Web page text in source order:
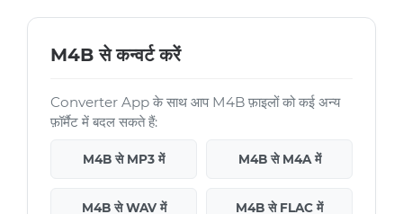
M4B से कन्वर्ट करें
Converter App के साथ आप M4B फ़ाइलों को कई अन्य
फ़ॉर्मैट में बदल सकते हैं:
M4B से MP3 में M4B से M4A में
M4B से WAV में M4B से FLAC में